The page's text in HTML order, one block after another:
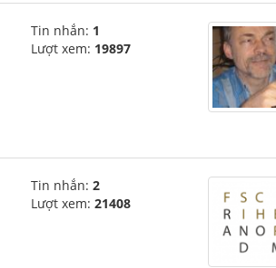
Tin nhắn: 1
Lượt xem: 19897
Tin nhắn: 2
Lượt xem: 21408